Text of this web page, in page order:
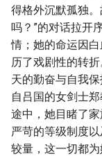
得格外沉默孤独
吗？”的对话拉开
情；她的命运因
历了戏剧性的转
天的勤奋与自我
自吕国的女剑士
途中，她目睹了
严苛的等级制度
较量，这一切都